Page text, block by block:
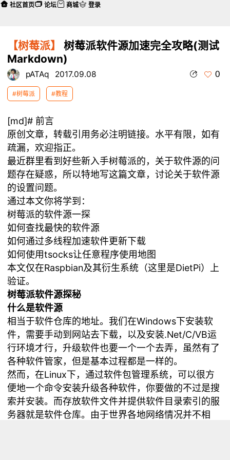
【树莓派】
树莓派软件源加速完全攻略(测试
Markdown)
pATAq 2017.09.08 0
#树莓派 #教程
[md]# 前言
原创文章，转载引用务必注明链接。水平有限，如有
疏漏，欢迎指正。
最近群里看到好些新入手树莓派的，关于软件源的问
题存在疑惑，所以特地写这篇文章，讨论关于软件源
的设置问题。
通过本文你将学到：
树莓派的软件源一探
如何查找最快的软件源
如何通过多线程加速软件更新下载
如何使用tsocks让任意程序使用地图
本文仅在Raspbian及其衍生系统（这里是DietPi）上
验证。
树莓派软件源探秘
什么是软件源
相当于软件仓库的地址。我们在Windows下安装软
件，需要手动到网站去下载，以及安装.Net/C/VB运
行环境才行，升级软件也要一个一个去弄，虽然有了
各种软件管家，但是基本过程都是一样的。
然而，在Linux下，通过软件包管理系统，可以很方
便地一个命令安装升级各种软件，你要做的不过是搜
索并安装。而存放软件文件并提供软件目录索引的服
务器就是软件仓库。由于世界各地网络情况并不相
社区首页 论坛 商城 登录